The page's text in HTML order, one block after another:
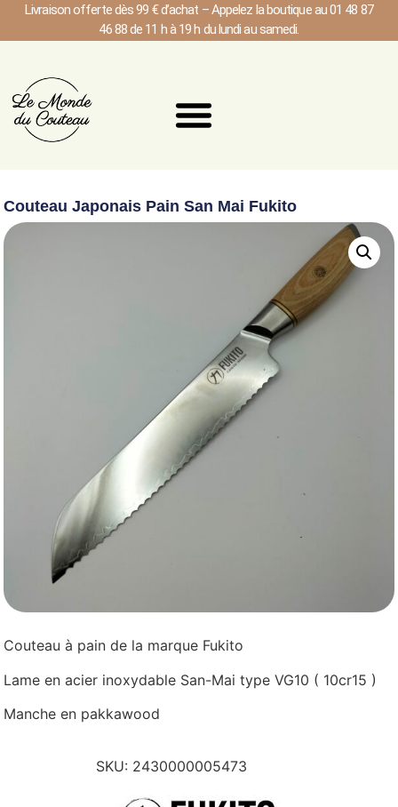
Livraison offerte dès 99 € d’achat – Appelez la boutique au 01 48 87
46 88 de 11 h à 19 h du lundi au samedi.
Couteau Japonais Pain San Mai Fukito
Couteau à pain de la marque Fukito
Lame en acier inoxydable San-Mai type VG10 ( 10cr15 )
Manche en pakkawood
SKU: 2430000005473